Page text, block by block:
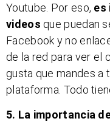
Youtube. Por eso, es
videos que puedan
Facebook y no
de la red para ver el
gusta que mandes a
plataforma. Todo
5. La importancia